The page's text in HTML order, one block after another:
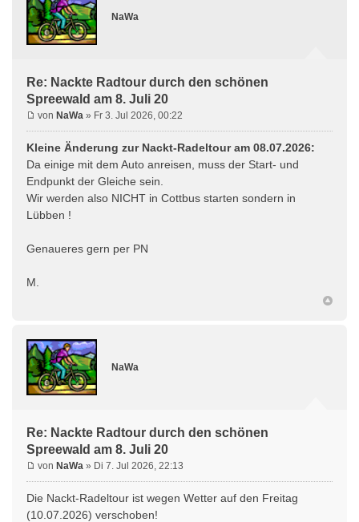
NaWa
Re: Nackte Radtour durch den schönen
Spreewald am 8. Juli 20
von NaWa » Fr 3. Jul 2026, 00:22
Kleine Änderung zur Nackt-Radeltour am 08.07.2026:
Da einige mit dem Auto anreisen, muss der Start- und
Endpunkt der Gleiche sein.
Wir werden also NICHT in Cottbus starten sondern in
Lübben !
Genaueres gern per PN
M.
NaWa
Re: Nackte Radtour durch den schönen
Spreewald am 8. Juli 20
von NaWa » Di 7. Jul 2026, 22:13
Die Nackt-Radeltour ist wegen Wetter auf den Freitag
(10.07.2026) verschoben!